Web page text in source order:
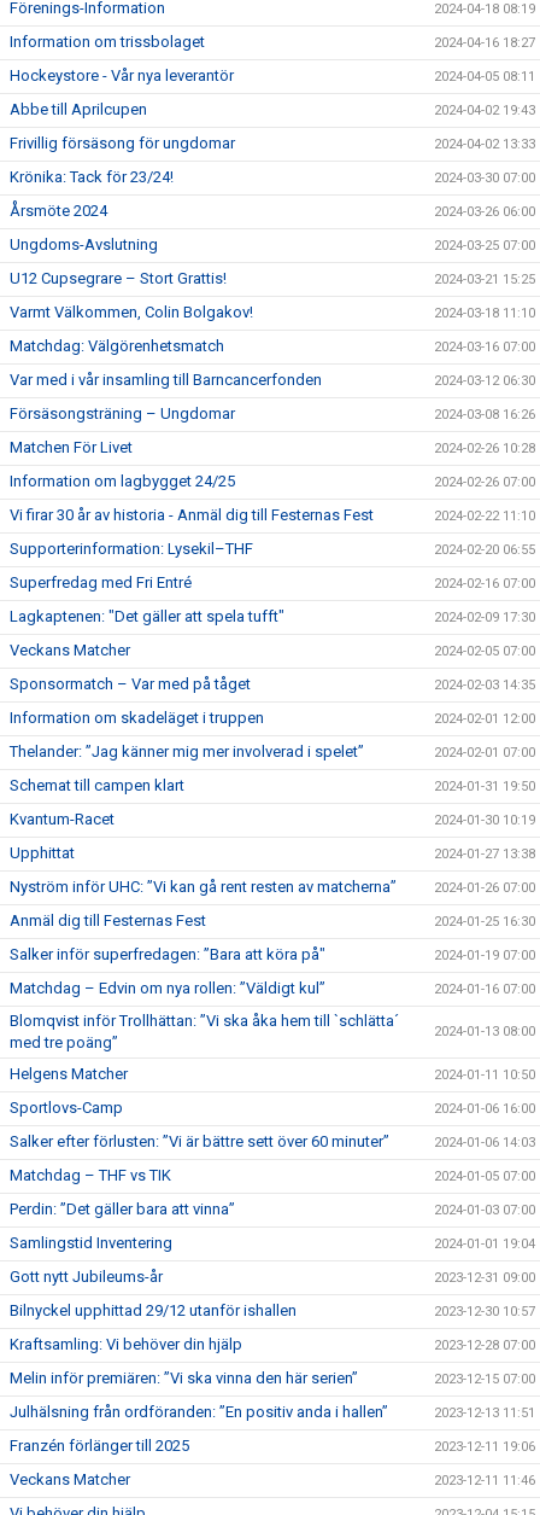
Förenings-Information 2024-04-18 08:19
Information om trissbolaget 2024-04-16 18:27
Hockeystore - Vår nya leverantör 2024-04-05 08:11
Abbe till Aprilcupen 2024-04-02 19:43
Frivillig försäsong för ungdomar 2024-04-02 13:33
Krönika: Tack för 23/24! 2024-03-30 07:00
Årsmöte 2024 2024-03-26 06:00
Ungdoms-Avslutning 2024-03-25 07:00
U12 Cupsegrare – Stort Grattis! 2024-03-21 15:25
Varmt Välkommen, Colin Bolgakov! 2024-03-18 11:10
Matchdag: Välgörenhetsmatch 2024-03-16 07:00
Var med i vår insamling till Barncancerfonden 2024-03-12 06:30
Försäsongsträning – Ungdomar 2024-03-08 16:26
Matchen För Livet 2024-02-26 10:28
Information om lagbygget 24/25 2024-02-26 07:00
Vi firar 30 år av historia - Anmäl dig till Festernas Fest 2024-02-22 11:10
Supporterinformation: Lysekil–THF 2024-02-20 06:55
Superfredag med Fri Entré 2024-02-16 07:00
Lagkaptenen: "Det gäller att spela tufft" 2024-02-09 17:30
Veckans Matcher 2024-02-05 07:00
Sponsormatch – Var med på tåget 2024-02-03 14:35
Information om skadeläget i truppen 2024-02-01 12:00
Thelander: ”Jag känner mig mer involverad i spelet” 2024-02-01 07:00
Schemat till campen klart 2024-01-31 19:50
Kvantum-Racet 2024-01-30 10:19
Upphittat 2024-01-27 13:38
Nyström inför UHC: ”Vi kan gå rent resten av matcherna” 2024-01-26 07:00
Anmäl dig till Festernas Fest 2024-01-25 16:30
Salker inför superfredagen: ”Bara att köra på" 2024-01-19 07:00
Matchdag – Edvin om nya rollen: ”Väldigt kul” 2024-01-16 07:00
Blomqvist inför Trollhättan: ”Vi ska åka hem till `schlätta´
med tre poäng”
2024-01-13 08:00
Helgens Matcher 2024-01-11 10:50
Sportlovs-Camp 2024-01-06 16:00
Salker efter förlusten: ”Vi är bättre sett över 60 minuter” 2024-01-06 14:03
Matchdag – THF vs TIK 2024-01-05 07:00
Perdin: ”Det gäller bara att vinna” 2024-01-03 07:00
Samlingstid Inventering 2024-01-01 19:04
Gott nytt Jubileums-år 2023-12-31 09:00
Bilnyckel upphittad 29/12 utanför ishallen 2023-12-30 10:57
Kraftsamling: Vi behöver din hjälp 2023-12-28 07:00
Melin inför premiären: ”Vi ska vinna den här serien” 2023-12-15 07:00
Julhälsning från ordföranden: ”En positiv anda i hallen” 2023-12-13 11:51
Franzén förlänger till 2025 2023-12-11 19:06
Veckans Matcher 2023-12-11 11:46